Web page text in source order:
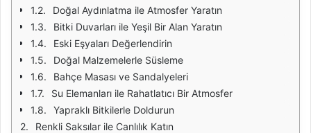
Doğal Aydınlatma ile Atmosfer Yaratın
Bitki Duvarları ile Yeşil Bir Alan Yaratın
Eski Eşyaları Değerlendirin
Doğal Malzemelerle Süsleme
Bahçe Masası ve Sandalyeleri
Su Elemanları ile Rahatlatıcı Bir Atmosfer
Yapraklı Bitkilerle Doldurun
Renkli Saksılar ile Canlılık Katın